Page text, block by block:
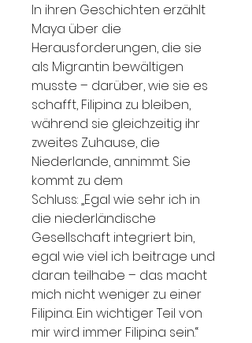
In ihren Geschichten erzählt
Maya über die
Herausforderungen, die sie
als Migrantin bewältigen
musste – darüber, wie sie es
schafft, Filipina zu bleiben,
während sie gleichzeitig ihr
zweites Zuhause, die
Niederlande, annimmt. Sie
kommt zu dem
Schluss: „Egal wie sehr ich in
die niederländische
Gesellschaft integriert bin,
egal wie viel ich beitrage und
daran teilhabe – das macht
mich nicht weniger zu einer
Filipina. Ein wichtiger Teil von
mir wird immer Filipina sein.“